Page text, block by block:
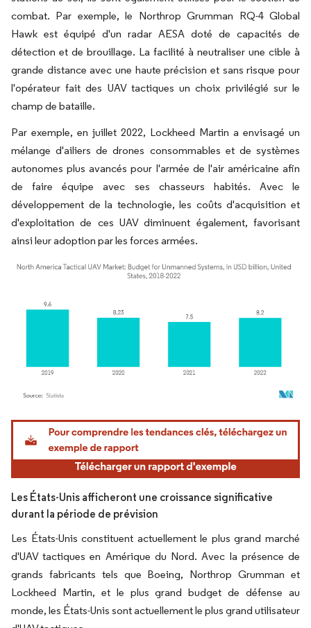
combat. Par exemple, le Northrop Grumman RQ-4 Global
Hawk est équipé d'un radar AESA doté de capacités de
détection et de brouillage. La facilité à neutraliser une cible à
grande distance avec une haute précision et sans risque pour
l'opérateur fait des UAV tactiques un choix privilégié sur le
champ de bataille.
Par exemple, en juillet 2022, Lockheed Martin a envisagé un
mélange d'ailiers de drones consommables et de systèmes
autonomes plus avancés pour l'armée de l'air américaine afin
de faire équipe avec ses chasseurs habités. Avec le
développement de la technologie, les coûts d'acquisition et
d'exploitation de ces UAV diminuent également, favorisant
ainsi leur adoption par les forces armées.
Image © Mordor Intelligence. La réutilisation nécessite une attribution sous CC BY
Les États-Unis afficheront une croissance significative
durant la période de prévision
Les États-Unis constituent actuellement le plus grand marché
d'UAV tactiques en Amérique du Nord. Avec la présence de
grands fabricants tels que Boeing, Northrop Grumman et
Lockheed Martin, et le plus grand budget de défense au
monde, les États-Unis sont actuellement le plus grand utilisateur